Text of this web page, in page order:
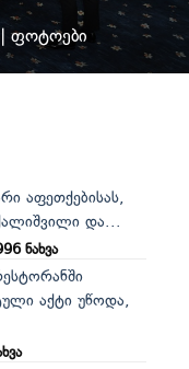
ფოტოები
აფეთქებისას,
და...
ნახვა
აქტი უწოდა,